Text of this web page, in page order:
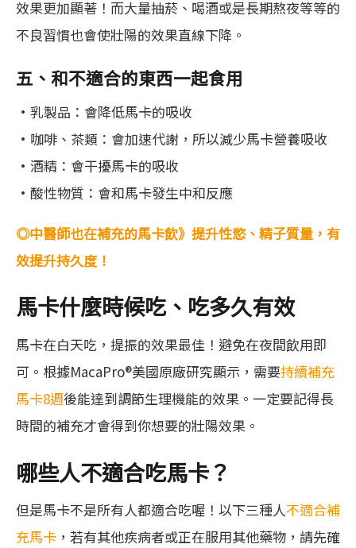
效果更加顯著！而大量抽菸、喝酒或是長期熬夜等等的
不良習慣也會使壯陽的效果直線下降。
五、和不適合的東西一起食用
•乳製品：會降低馬卡的吸收
•咖啡、茶類：會加速代謝，所以減少馬卡營養吸收
•酒精：會干擾馬卡的吸收
•酸性物質：會和馬卡發生中和反應
◎中醫師也在補充的馬卡飲》提升性慾、精子質量，有
效提升持久度！
馬卡什麼時候吃、吃多久有效
馬卡在白天吃，提振的效果最佳！避免在夜間飲用即
可。根據MacaPro®美國原廠研究顯示，需要持續補充
馬卡8週後能達到調節生理機能的效果。一定要記得長
時間的補充才會得到你想要的壯陽效果。
哪些人不適合吃馬卡？
但是馬卡不是所有人都適合吃喔！以下三種人不適合補
充馬卡 ，若有其他疾病者或正在服用其他藥物，請先確